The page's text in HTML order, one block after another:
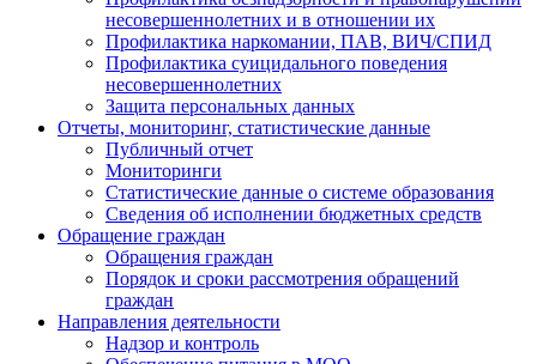
несовершеннолетних и в отношении их
Профилактика наркомании, ПАВ, ВИЧ/СПИД
Профилактика суицидального поведения
несовершеннолетних
Защита персональных данных
Отчеты, мониторинг, статистические данные
Публичный отчет
Мониторинги
Статистические данные о системе образования
Сведения об исполнении бюджетных средств
Обращение граждан
Обращения граждан
Порядок и сроки рассмотрения обращений
граждан
Направления деятельности
Надзор и контроль